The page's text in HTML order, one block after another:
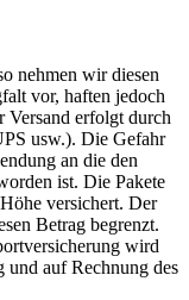
nehmen wir diesen
vor, haften jedoch
Versand erfolgt durch
usw.). Die Gefahr
an die den
ist. Die Pakete
versichert. Der
Betrag begrenzt.
wird
auf Rechnung des